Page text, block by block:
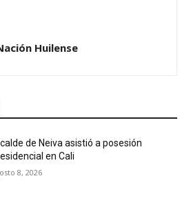
Huilense
de Neiva asistió a posesión
en Cali
8, 2026